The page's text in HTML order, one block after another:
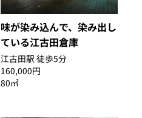
味が染み込んで、染み出し
ている江古田倉庫
江古田駅 徒歩5分
160,000円
80㎡